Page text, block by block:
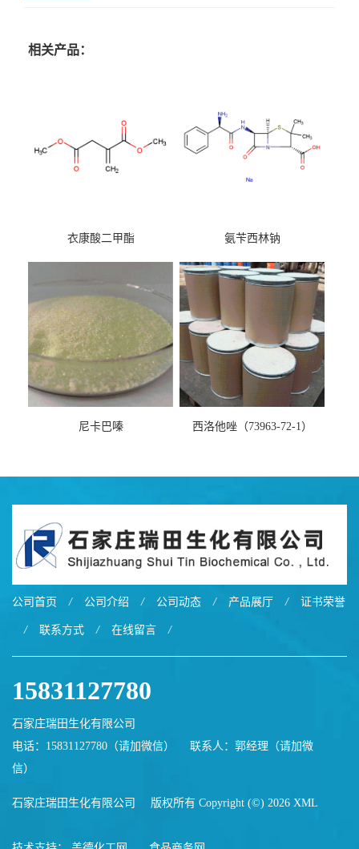
相关产品：
衣康酸二甲酯 氨苄西林钠
尼卡巴嗪 西洛他唑（73963-72-1）
公司首页 / 公司介绍 / 公司动态 / 产品展厅 / 证书荣誉
/ 联系方式 / 在线留言 /
15831127780
石家庄瑞田生化有限公司
电话：15831127780（请加微信）
联系人：郭经理（请加微
信）
石家庄瑞田生化有限公司 版权所有 Copyright (©) 2026 XML